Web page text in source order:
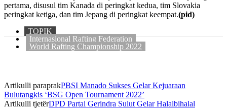
pertama, disusul tim Kanada di peringkat kedua, tim Slovakia
peringkat ketiga, dan tim Jepang di peringkat keempat.(pid)
TOPIK
Internasional Rafting Federation
World Rafting Championship 2022
Artikulli paraprakPBSI Manado Sukses Gelar Kejuaraan
Bulutangkis ‘BSG Open Tournament 2022’
Artikulli tjetërDPD Partai Gerindra Sulut Gelar Halalbihalal